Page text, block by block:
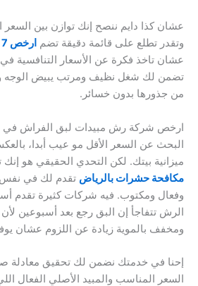
عشان كذا دايم ننصح إنك توازن بين السعر
وتقدر تطلع على قائمة دقيقة تضم ارخص 7 شركات رش حشرات
عشان تاخذ فكرة عن الأسعار التنافسية
تضمن لك شغل نظيف ومرتب يبيض الوجه
من جذورها بدون خسائر.
ارخص شركة رش مبيدات لبق الفراش في
البحث عن السعر الأقل مو عيب أبدا،
ميزانية بيتك. لكن التحدي الحقيقي هو إنك
مكافحة حشرات بالرياض تقدم لك في
وفعال ومكتوب. فيه شركات كثيرة تقدم
الرش تتفاجأ إن البق رجع بعد أسبوعين
ومخفف بالموية زيادة عن اللزوم عشان
إحنا في خدمتك نضمن لك تحقيق معادلة
السعر المناسب والمبيد الأصلي الفعال